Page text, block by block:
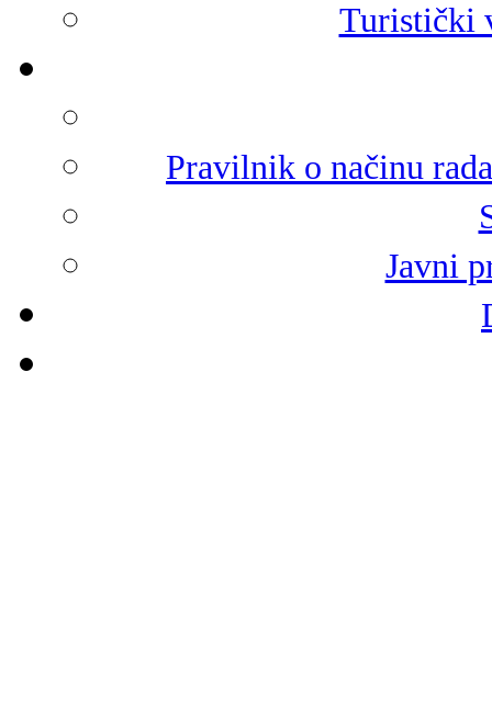
Turistički
Pravilnik o načinu
Javni